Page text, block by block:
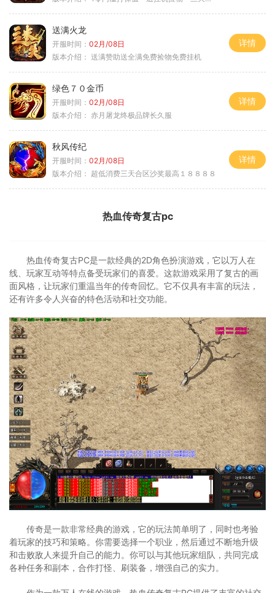
送满火龙
开服时间： 02月/08日
版本介绍： 送满赞助送全满免费捡物免费挂机
详情
绿色７０金币
开服时间： 02月/08日
版本介绍： 赤月屠龙终极品牌长久服
详情
秋风传纪
开服时间： 02月/08日
版本介绍： 超低消费三天合区沙奖最高１８８８８
详情
热血传奇复古pc
热血传奇复古PC是一款经典的2D角色扮演游戏，它以万人在
线、玩家互动等特点备受玩家们的喜爱。这款游戏采用了复古的画
面风格，让玩家们重温当年的传奇回忆。它不仅具有丰富的玩法，
还有许多令人兴奋的特色活动和社交功能。
传奇是一款非常经典的游戏，它的玩法简单明了，同时也考验
着玩家的技巧和策略。你需要选择一个职业，然后通过不断地升级
和击败敌人来提升自己的能力。你可以与其他玩家组队，共同完成
各种任务和副本，合作打怪、刷装备，增强自己的实力。